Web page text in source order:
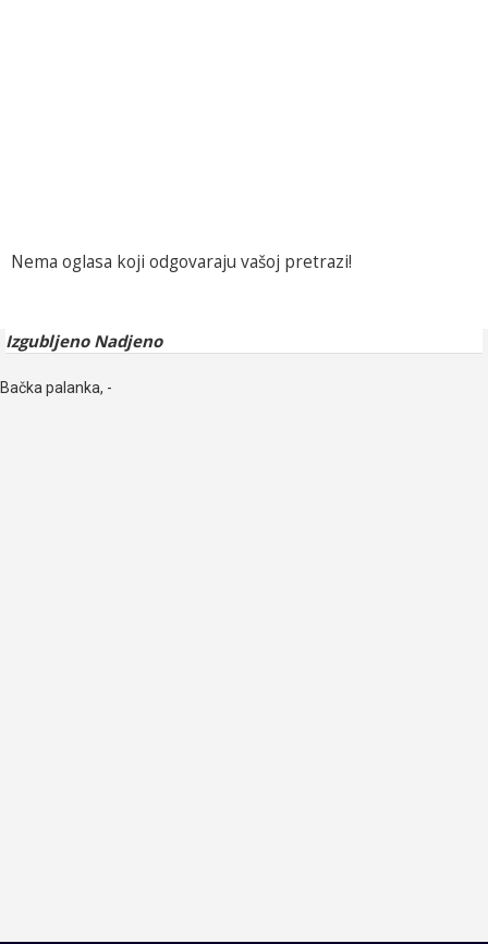
Nema oglasa koji odgovaraju vašoj pretrazi!
Izgubljeno Nadjeno
Bačka palanka, -